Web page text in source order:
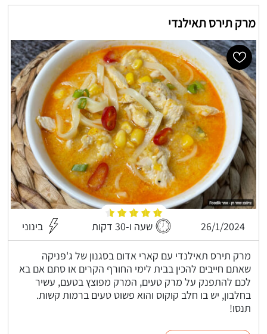
מרק תירס תאילנדי
26/1/2024 שעה ו-30 דקות בינוני
מרק תירס תאילנדי עם קארי אדום בסגנון של ג'פניקה
שאתם חייבים להכין בבית לימי החורף הקרים או סתם אם בא
לכם להתפנק על מרק טעים, המרק מפוצץ בטעם, עשיר
בחלבון, יש בו חלב קוקוס והוא פשוט טעים ברמות קשות.
תנסו!